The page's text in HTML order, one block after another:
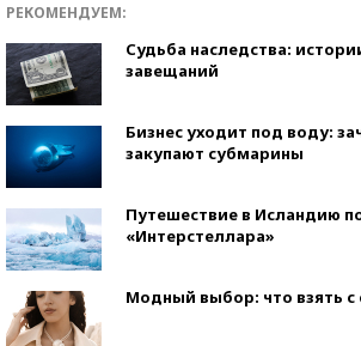
РЕКОМЕНДУЕМ:
Судьба наследства:
завещаний
Бизнес уходит под воду:
закупают субмарины
Путешествие в Исландию
«Интерстеллара»
Модный выбор: что взять с